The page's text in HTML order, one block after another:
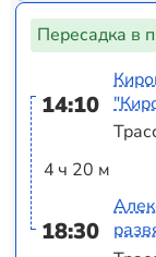
Пересадка в
14:10
4 ч 20 м
18:30